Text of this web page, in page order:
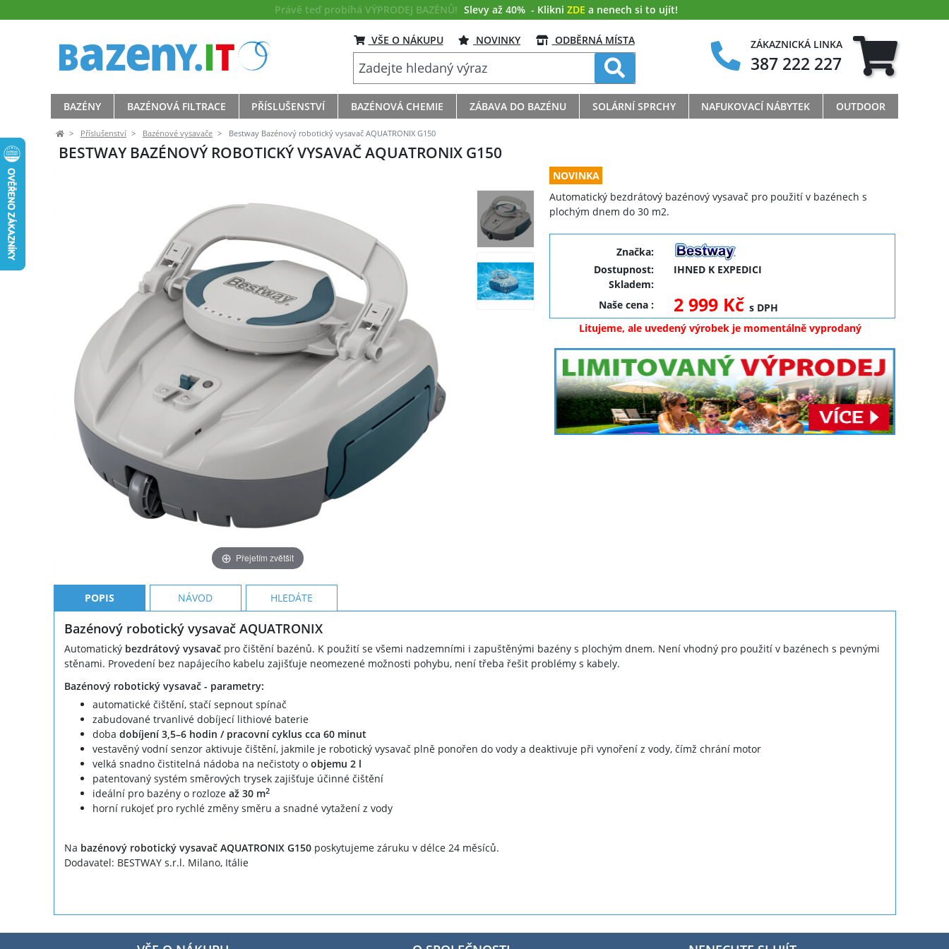
Právě teď probíhá VÝPRODEJ BAZÉNŮ! Slevy až 40% - Klikni ZDE a nenech si to ujít!
VŠE O NÁKUPU NOVINKY ODBĚRNÁ MÍSTA ZÁKAZNICKÁ LINKA
387 222 227
BAZÉNY BAZÉNOVÁ FILTRACE PŘÍSLUŠENSTVÍ BAZÉNOVÁ CHEMIE ZÁBAVA DO BAZÉNU SOLÁRNÍ SPRCHY NAFUKOVACÍ NÁBYTEK OUTDOOR
Příslušenství Bazénové vysavače Bestway Bazénový robotický vysavač AQUATRONIX G150
BESTWAY BAZÉNOVÝ ROBOTICKÝ VYSAVAČ AQUATRONIX G150
Přejetím zvětšit
NOVINKA
Automatický bezdrátový bazénový vysavač pro použití v bazénech s
plochým dnem do 30 m2.
Značka:
Dostupnost:
IHNED K EXPEDICI
Skladem:
Naše cena: 2 999 Kčs DPH
Litujeme, ale uvedený výrobek je momentálně vyprodaný
POPIS NÁVOD HLEDÁTE
Bazénový robotický vysavač AQUATRONIX
Automatický bezdrátový vysavačpro čištění bazénů. K použití se všemi nadzemními i zapuštěnými bazény s plochým dnem. Není vhodný pro použití v bazénech s pevnými
stěnami. Provedení bez napájecího kabelu zajišťuje neomezené možnosti pohybu, není třeba řešit problémy s kabely.
Bazénový robotický vysavač - parametry:
automatické čištění, stačí sepnout spínač
zabudované trvanlivé dobíjecí lithiové baterie
doba dobíjení 3,5–6 hodin / pracovní cyklus cca 60 minut
vestavěný vodní senzor aktivuje čištění, jakmile je robotický vysavač plně ponořen do vody a deaktivuje při vynoření z vody, čímž chrání motor
velká snadno čistitelná nádoba na nečistoty o objemu 2 l
patentovaný systém směrových trysek zajišťuje účinné čištění
ideální pro bazény o rozloze až 30 m2
horní rukojeť pro rychlé změny směru a snadné vytažení z vody
Na bazénový robotický vysavač AQUATRONIX G150poskytujeme záruku v délce 24 měsíců.
Dodavatel: BESTWAY s.r.l. Milano, Itálie